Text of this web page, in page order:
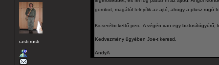
rasti rusti
gombot, magától felnyílik az ajtó, ahogy a plusz rugó
Kicserélni kettő perc. A végén van egy
Kedvezmény ügyében Joe-t keresd.
AndyA